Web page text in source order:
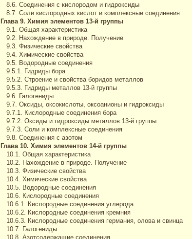
8.6. Соединения с кислородом и гидроксиды
8.7. Соли кислородных кислот и комплексные соединения
Глава 9. Химия элементов 13-й группы
9.1. Общая характеристика
9.2. Нахождение в природе. Получение
9.3. Физические свойства
9.4. Химические свойства
9.5. Водородные соединения
9.5.1. Гидриды бора
9.5.2. Строение и свойства боридов металлов
9.5.3. Гидриды металлов 13-й группы
9.6. Галогениды
9.7. Оксиды, оксокислоты, оксоанионы и гидроксиды
9.7.1. Кислородные соединения бора
9.7.2. Оксиды и гидроксиды металлов 13-й группы
9.7.3. Соли и комплексные соединения
9.8. Соединения с азотом
Глава 10. Химия элементов 14-й группы
10.1. Общая характеристика
10.2. Нахождение в природе. Получение
10.3. Физические свойства
10.4. Химические свойства
10.5. Водородные соединения
10.6. Кислородные соединения
10.6.1. Кислородные соединения углерода
10.6.2. Кислородные соединения кремния
10.6.3. Кислородные соединения германия, олова и свинца
10.7. Галогениды
10.8. Азотсодержащие соединения